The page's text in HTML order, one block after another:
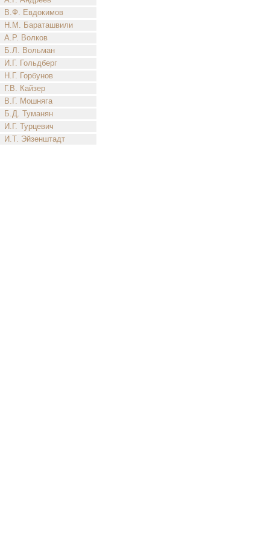
В.Ф. Евдокимов
Н.М. Бараташвили
А.Р. Волков
Б.Л. Вольман
И.Г. Гольдберг
Н.Г. Горбунов
Г.В. Кайзер
В.Г. Мошняга
Б.Д. Туманян
И.Г. Турцевич
И.Т. Эйзенштадт